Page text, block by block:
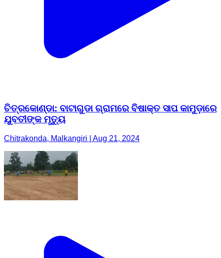
ଚିତ୍ରକୋଣ୍ଡା: ବାଟାଗୁଡା ଗ୍ରାମରେ ବିଷାକ୍ତ ସାପ କାମୁଡ଼ାରେ
ଯୁବତୀଙ୍କ ମୃତ୍ୟୁ